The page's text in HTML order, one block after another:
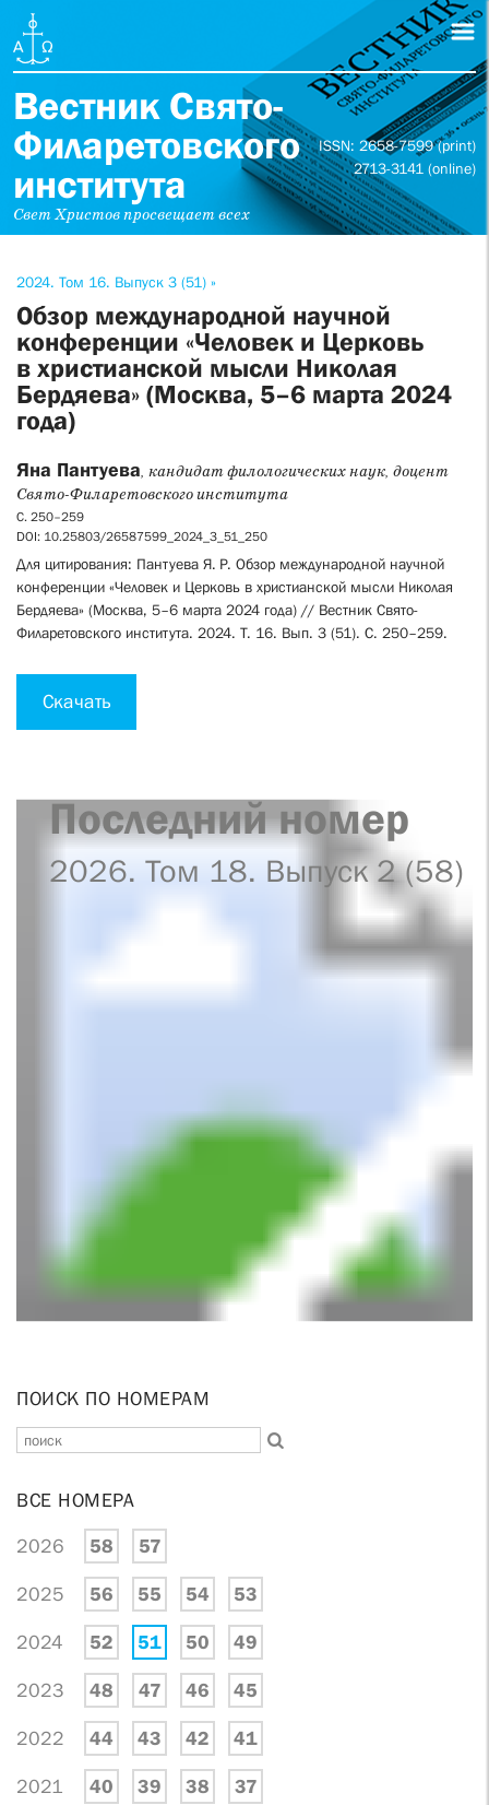
Вестник Свято-
Филаретовского
института
Свет Христов просвещает всех
ISSN: 2658-7599 (print)
2713-3141 (online)
2024. Том 16. Выпуск 3 (51) »
Обзор международной научной
конференции «Человек и Церковь
в христианской мысли Николая
Бердяева» (Москва, 5–6 марта 2024
года)
Яна Пантуева, кандидат филологических наук, доцент
Свято-Филаретовского института
С. 250–259
DOI: 10.25803/26587599_2024_3_51_250
Для цитирования: Пантуева Я. Р. Обзор международной научной
конференции «Человек и Церковь в христианской мысли Николая
Бердяева» (Москва, 5–6 марта 2024 года) // Вестник Свято-
Филаретовского института. 2024. Т. 16. Вып. 3 (51). С. 250–259.
Скачать
Последний номер
2026. Том 18. Выпуск 2 (58)
ПОИСК ПО НОМЕРАМ
ВСЕ НОМЕРА
2026 58 57
2025 56 55 54 53
2024 52 51 50 49
2023 48 47 46 45
2022 44 43 42 41
2021 40 39 38 37